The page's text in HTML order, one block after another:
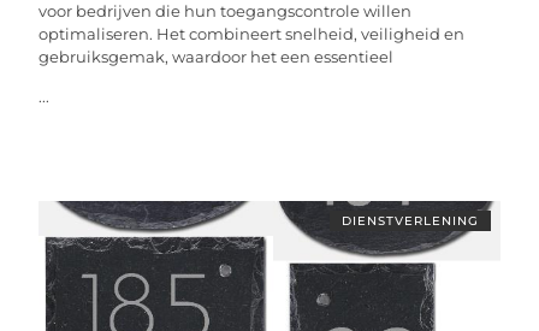
voor bedrijven die hun toegangscontrole willen
optimaliseren. Het combineert snelheid, veiligheid en
gebruiksgemak, waardoor het een essentieel
...
DIENSTVERLENING